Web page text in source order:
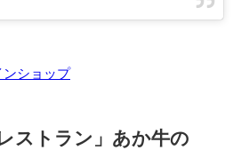
ショップ
ストラン」あか牛の